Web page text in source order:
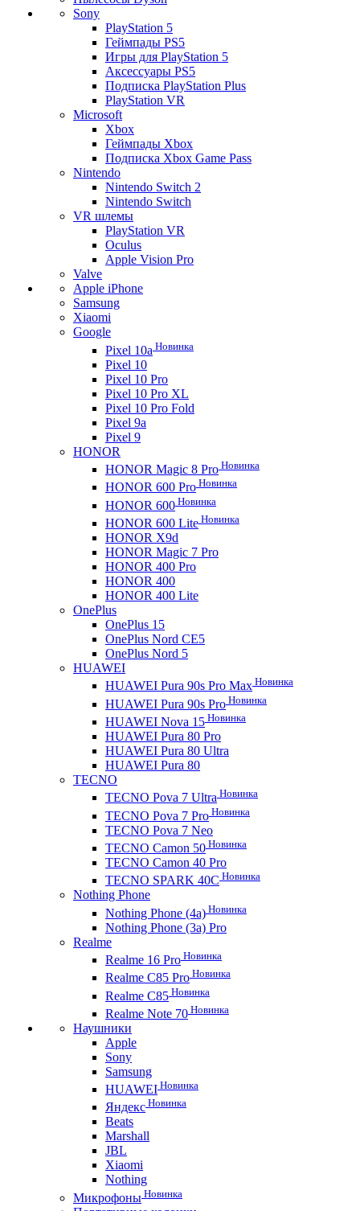
Sony
PlayStation 5
Геймпады PS5
Игры для PlayStation 5
Аксессуары PS5
Подписка PlayStation Plus
PlayStation VR
Microsoft
Xbox
Геймпады Xbox
Подписка Xbox Game Pass
Nintendo
Nintendo Switch 2
Nintendo Switch
VR шлемы
PlayStation VR
Oculus
Apple Vision Pro
Valve
Apple iPhone
Samsung
Xiaomi
Google
Pixel 10a Новинка
Pixel 10
Pixel 10 Pro
Pixel 10 Pro XL
Pixel 10 Pro Fold
Pixel 9a
Pixel 9
HONOR
HONOR Magic 8 Pro Новинка
HONOR 600 Pro Новинка
HONOR 600 Новинка
HONOR 600 Lite Новинка
HONOR X9d
HONOR Magic 7 Pro
HONOR 400 Pro
HONOR 400
HONOR 400 Lite
OnePlus
OnePlus 15
OnePlus Nord CE5
OnePlus Nord 5
HUAWEI
HUAWEI Pura 90s Pro Max Новинка
HUAWEI Pura 90s Pro Новинка
HUAWEI Nova 15 Новинка
HUAWEI Pura 80 Pro
HUAWEI Pura 80 Ultra
HUAWEI Pura 80
TECNO
TECNO Pova 7 Ultra Новинка
TECNO Pova 7 Pro Новинка
TECNO Pova 7 Neo
TECNO Camon 50 Новинка
TECNO Camon 40 Pro
TECNO SPARK 40C Новинка
Nothing Phone
Nothing Phone (4a) Новинка
Nothing Phone (3a) Pro
Realme
Realme 16 Pro Новинка
Realme C85 Pro Новинка
Realme C85 Новинка
Realme Note 70 Новинка
Наушники
Apple
Sony
Samsung
HUAWEI Новинка
Яндекс Новинка
Beats
Marshall
JBL
Xiaomi
Nothing
Микрофоны Новинка